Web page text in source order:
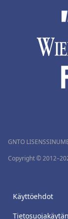
GNTO
Copyright ©
Käyttöehdot